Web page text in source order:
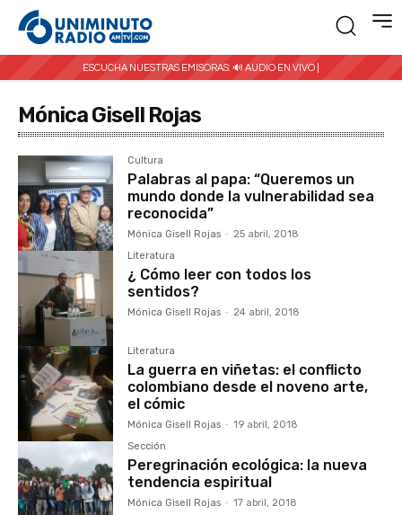
ESCUCHA NUESTRAS EMISORAS: 🔊 AUDIO EN VIVO |
Mónica Gisell Rojas
Cultura
Palabras al papa: “Queremos un
mundo donde la vulnerabilidad sea
reconocida”
Mónica Gisell Rojas - 25 abril, 2018
Literatura
¿ Cómo leer con todos los
sentidos?
Mónica Gisell Rojas - 24 abril, 2018
Literatura
La guerra en viñetas: el conflicto
colombiano desde el noveno arte,
el cómic
Mónica Gisell Rojas - 19 abril, 2018
Sección
Peregrinación ecológica: la nueva
tendencia espiritual
Mónica Gisell Rojas - 17 abril, 2018